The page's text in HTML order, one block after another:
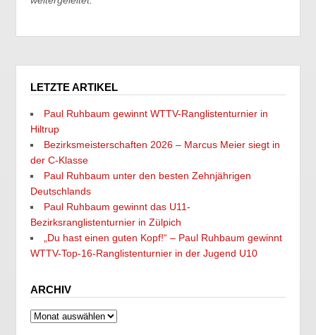
LETZTE ARTIKEL
Paul Ruhbaum gewinnt WTTV-Ranglistenturnier in
Hiltrup
Bezirksmeisterschaften 2026 – Marcus Meier siegt in
der C-Klasse
Paul Ruhbaum unter den besten Zehnjährigen
Deutschlands
Paul Ruhbaum gewinnt das U11-
Bezirksranglistenturnier in Zülpich
„Du hast einen guten Kopf!“ – Paul Ruhbaum gewinnt
WTTV-Top-16-Ranglistenturnier in der Jugend U10
ARCHIV
Archiv